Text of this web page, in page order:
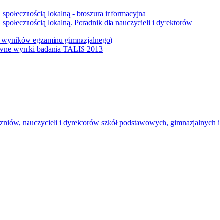
lokalną - broszura informacyjna
lokalną. Poradnik dla nauczycieli i dyrektorów
egzaminu gimnazjalnego)
wyniki badania TALIS 2013
nauczycieli i dyrektorów szkół podstawowych, gimnazjalnych